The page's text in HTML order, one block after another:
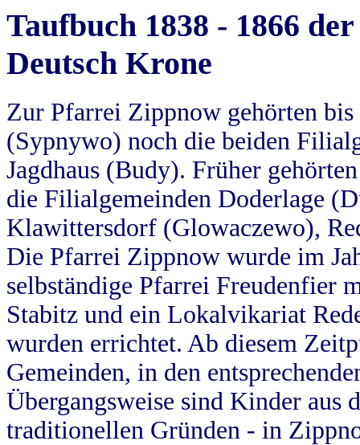
Taufbuch 1838 - 1866
Deutsch Krone
Zur Pfarrei Zippnow gehörten
(Sypnywo) noch die beiden
Jagdhaus (Budy). Früher
die Filialgemeinden Doderlage
Klawittersdorf (Glowaczewo),
Die Pfarrei Zippnow wurde im
selbständige Pfarrei Freudenfier
Stabitz und ein Lokalvikariat
wurden errichtet. Ab diesem
Gemeinden, in den
Übergangsweise sind Kinder aus
traditionellen Gründen - in